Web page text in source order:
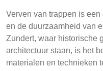
Verven van trappen is
en de duurzaamheid van
Zundert, waar historische
architectuur staan, is het
materialen en technieken